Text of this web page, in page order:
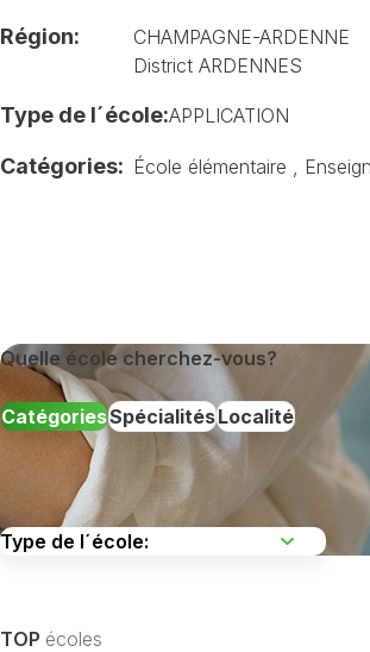
Région:
CHAMPAGNE-ARDENNE
District ARDENNES
Type de l´école:APPLICATION
Catégories: École élémentaire
Quelle école cherchez-vous?
CatégoriesSpécialitésLocalité
TOP écoles